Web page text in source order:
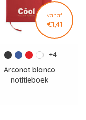
vanaf
€1,41
+4
Arconot blanco
notitieboek